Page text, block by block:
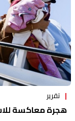
تقرير
هجرة معاكسة